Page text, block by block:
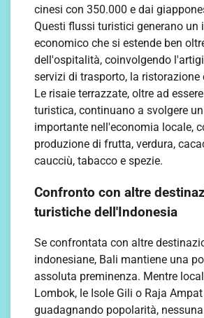
cinesi con 350.000 e dai
Questi flussi turistici generano un
economico che si estende ben
dell'ospitalità, coinvolgendo
servizi di trasporto, la ristorazione
Le risaie terrazzate, oltre ad
turistica, continuano a svolgere
importante nell'economia locale,
produzione di frutta, verdura,
caucciù, tabacco e spezie.
Confronto con altre
turistiche dell'Indonesia
Se confrontata con altre
indonesiane, Bali mantiene una
assoluta preminenza. Mentre
Lombok, le Isole Gili o Raja
guadagnando popolarità,